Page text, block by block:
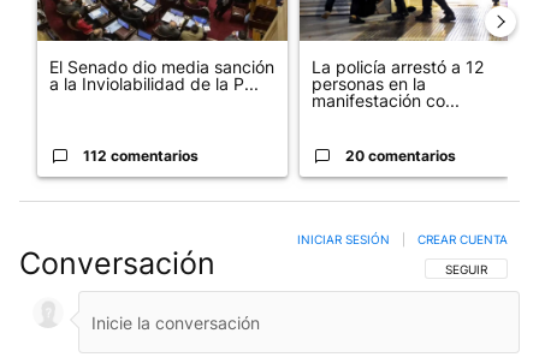
El Senado dio media sanción
a la Inviolabilidad de la P...
112 comentarios
La policía arrestó a 12
personas en la
manifestación co...
20 comentarios
Conversación SIGA ESTA
SEGUIR
INICIAR SESIÓN CREAR CUENTA